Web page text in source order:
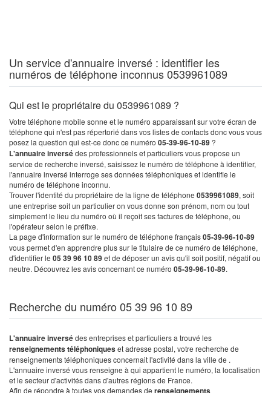
Un service d'annuaire inversé : identifier les
numéros de téléphone inconnus 0539961089
Qui est le propriétaire du 0539961089 ?
Votre téléphone mobile sonne et le numéro apparaissant sur votre écran de
téléphone qui n'est pas répertorié dans vos listes de contacts donc vous vous
posez la question qui est-ce donc ce numéro 05-39-96-10-89 ?
L'annuaire inversédes professionnels et particuliers vous propose un
service de recherche inversé, saisissez le numéro de téléphone à identifier,
l'annuaire inversé interroge ses données téléphoniques et identifie le
numéro de téléphone inconnu.
Trouver l'identité du propriétaire de la ligne de téléphone 0539961089, soit
une entreprise soit un particulier on vous donne son prénom, nom ou tout
simplement le lieu du numéro où il reçoit ses factures de téléphone, ou
l'opérateur selon le préfixe.
La page d'information sur le numéro de téléphone français05-39-96-10-89
vous permet d'en apprendre plus sur le titulaire de ce numéro de téléphone,
d'identifier le 05 39 96 10 89et de déposer un avis qu'il soit positif, négatif ou
neutre. Découvrez les avis concernant ce numéro 05-39-96-10-89.
Recherche du numéro 05 39 96 10 89
L'annuaire inversédes entreprises et particuliers a trouvé les
renseignements téléphoniqueset adresse postal, votre recherche de
renseignements téléphoniques concernait l'activité dans la ville de .
L'annuaire inversé vous renseigne à qui appartient le numéro, la localisation
et le secteur d'activités dans d'autres régions de France.
Afin de répondre à toutes vos demandes de renseignements